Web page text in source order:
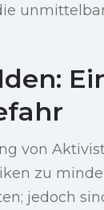
von
zu
jedoch